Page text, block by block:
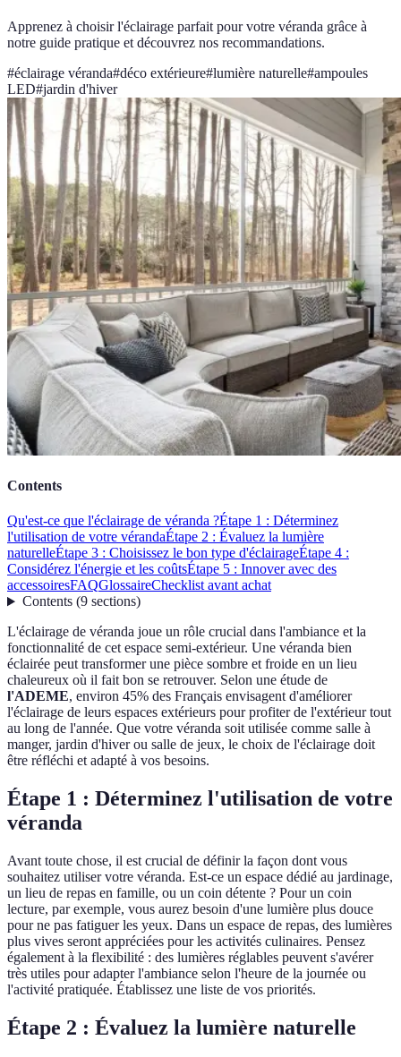
Apprenez à choisir l'éclairage parfait pour votre véranda grâce à
notre guide pratique et découvrez nos recommandations.
#éclairage véranda#déco extérieure#lumière naturelle#ampoules
LED#jardin d'hiver
Contents
Qu'est-ce que l'éclairage de véranda ?Étape 1 : Déterminez
l'utilisation de votre vérandaÉtape 2 : Évaluez la lumière
naturelleÉtape 3 : Choisissez le bon type d'éclairageÉtape 4 :
Considérez l'énergie et les coûtsÉtape 5 : Innover avec des
accessoiresFAQGlossaireChecklist avant achat
Contents(9 sections)
L'éclairage de véranda joue un rôle crucial dans l'ambiance et la
fonctionnalité de cet espace semi-extérieur. Une véranda bien
éclairée peut transformer une pièce sombre et froide en un lieu
chaleureux où il fait bon se retrouver. Selon une étude de
l'ADEME, environ 45% des Français envisagent d'améliorer
l'éclairage de leurs espaces extérieurs pour profiter de l'extérieur tout
au long de l'année. Que votre véranda soit utilisée comme salle à
manger, jardin d'hiver ou salle de jeux, le choix de l'éclairage doit
être réfléchi et adapté à vos besoins.
Étape 1 : Déterminez l'utilisation de votre
véranda
Avant toute chose, il est crucial de définir la façon dont vous
souhaitez utiliser votre véranda. Est-ce un espace dédié au jardinage,
un lieu de repas en famille, ou un coin détente ? Pour un coin
lecture, par exemple, vous aurez besoin d'une lumière plus douce
pour ne pas fatiguer les yeux. Dans un espace de repas, des lumières
plus vives seront appréciées pour les activités culinaires. Pensez
également à la flexibilité : des lumières réglables peuvent s'avérer
très utiles pour adapter l'ambiance selon l'heure de la journée ou
l'activité pratiquée. Établissez une liste de vos priorités.
Étape 2 : Évaluez la lumière naturelle